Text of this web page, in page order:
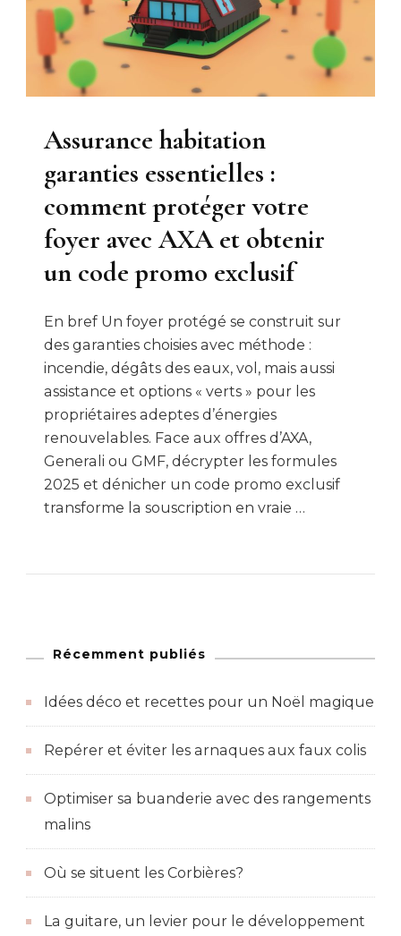
Assurance habitation
garanties essentielles :
comment protéger votre
foyer avec AXA et obtenir
un code promo exclusif
En bref Un foyer protégé se construit sur
des garanties choisies avec méthode :
incendie, dégâts des eaux, vol, mais aussi
assistance et options « verts » pour les
propriétaires adeptes d’énergies
renouvelables. Face aux offres d’AXA,
Generali ou GMF, décrypter les formules
2025 et dénicher un code promo exclusif
transforme la souscription en vraie …
Récemment publiés
Idées déco et recettes pour un Noël magique
Repérer et éviter les arnaques aux faux colis
Optimiser sa buanderie avec des rangements
malins
Où se situent les Corbières?
La guitare, un levier pour le développement